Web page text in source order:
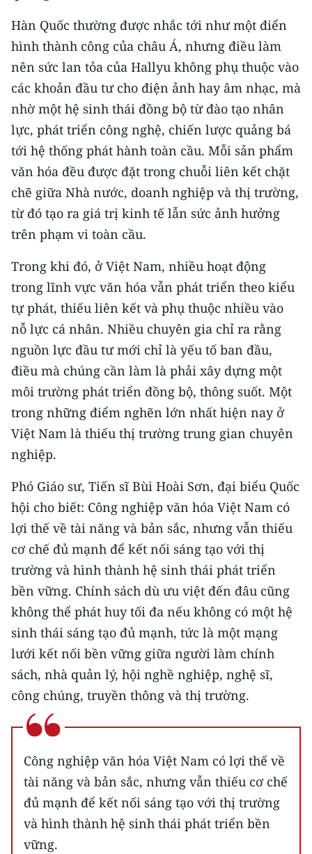
Hàn Quốc thường được nhắc tới như một điển
hình thành công của châu Á, nhưng điều làm
nên sức lan tỏa của Hallyu không phụ thuộc vào
các khoản đầu tư cho điện ảnh hay âm nhạc, mà
nhờ một hệ sinh thái đồng bộ từ đào tạo nhân
lực, phát triển công nghệ, chiến lược quảng bá
tới hệ thống phát hành toàn cầu. Mỗi sản phẩm
văn hóa đều được đặt trong chuỗi liên kết chặt
chẽ giữa Nhà nước, doanh nghiệp và thị trường,
từ đó tạo ra giá trị kinh tế lẫn sức ảnh hưởng
trên phạm vi toàn cầu.
Trong khi đó, ở Việt Nam, nhiều hoạt động
trong lĩnh vực văn hóa vẫn phát triển theo kiểu
tự phát, thiếu liên kết và phụ thuộc nhiều vào
nỗ lực cá nhân. Nhiều chuyên gia chỉ ra rằng
nguồn lực đầu tư mới chỉ là yếu tố ban đầu,
điều mà chúng cần làm là phải xây dựng một
môi trường phát triển đồng bộ, thông suốt. Một
trong những điểm nghẽn lớn nhất hiện nay ở
Việt Nam là thiếu thị trường trung gian chuyên
nghiệp.
Phó Giáo sư, Tiến sĩ Bùi Hoài Sơn, đại biểu Quốc
hội cho biết: Công nghiệp văn hóa Việt Nam có
lợi thế về tài năng và bản sắc, nhưng vẫn thiếu
cơ chế đủ mạnh để kết nối sáng tạo với thị
trường và hình thành hệ sinh thái phát triển
bền vững. Chính sách dù ưu việt đến đâu cũng
không thể phát huy tối đa nếu không có một hệ
sinh thái sáng tạo đủ mạnh, tức là một mạng
lưới kết nối bền vững giữa người làm chính
sách, nhà quản lý, hội nghề nghiệp, nghệ sĩ,
công chúng, truyền thông và thị trường.
Công nghiệp văn hóa Việt Nam có lợi thế về
tài năng và bản sắc, nhưng vẫn thiếu cơ chế
đủ mạnh để kết nối sáng tạo với thị trường
và hình thành hệ sinh thái phát triển bền
vững.